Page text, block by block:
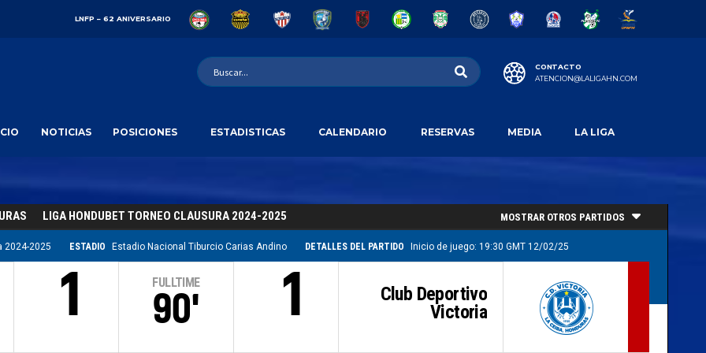
LNFP – 62 ANIVERSARIO
CONTACTO
ATENCION@LALIGAHN.COM
NOTICIAS POSICIONES ESTADISTICAS CALENDARIO RESERVAS MEDIA LA LIGA